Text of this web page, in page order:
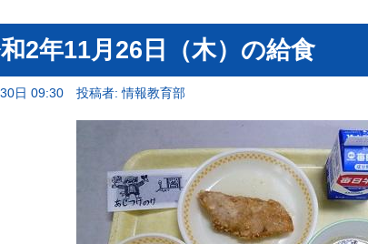
2年11月26日（木）の給食
日 09:30 投稿者: 情報教育部